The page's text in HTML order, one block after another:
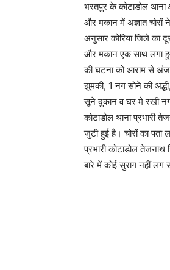
भरतपुर के कोटाडोल थाना
और मकान में अज्ञात चोरों
अनुसार कोरिया जिले का
और मकान एक साथ लगा हुआ
की घटना को आराम से
झुमकी, 1 नग सोने की
सूने दुकान व घर मे रखी
कोटाडोल थाना प्रभारी
जुटी हुई है। चोरों का पता
प्रभारी कोटाडोल
बारे में कोई सुराग नहीं लग